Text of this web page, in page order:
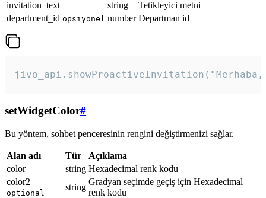
invitation_text string
Tetikleyici metni
department_id opsiyonel number Departman id
setWidgetColor#
Bu yöntem, sohbet penceresinin rengini değiştirmenizi sağlar.
Alan adı Tür
Açıklama
color
string Hexadecimal renk kodu
color2
optional
string
Gradyan seçimde geçiş için Hexadecimal
renk kodu